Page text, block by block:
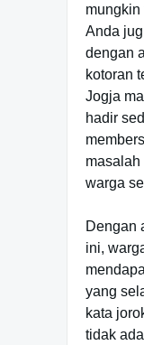
mungkin
Anda
dengan
kotoran
Jogja
hadir
masalah
warga
Dengan
ini,
yang
kata
tidak